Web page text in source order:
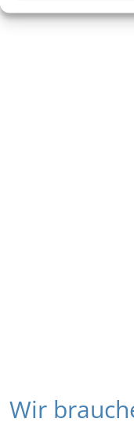
Wir